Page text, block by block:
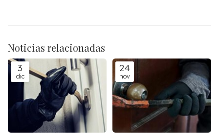
Noticias relacionadas
3
dic
24
nov